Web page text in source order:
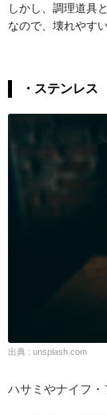
しかし、調理道具
なので、壊れやす
・ステンレス
出典 : unsplash.com
ハサミやナイフ・